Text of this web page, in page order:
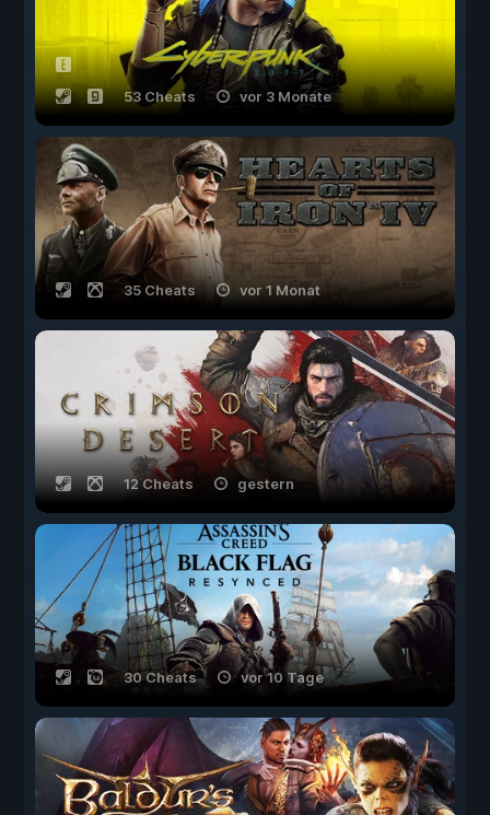
53 Cheats vor 3 Monate
35 Cheats vor 1 Monat
12 Cheats gestern
30 Cheats vor 10 Tage